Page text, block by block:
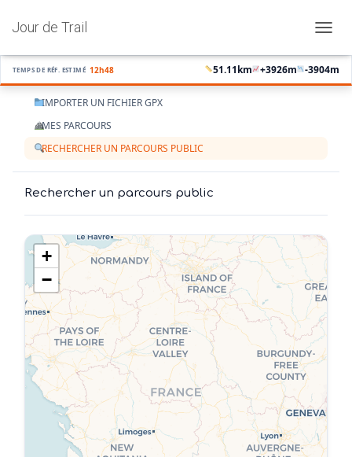
Jour de Trail
IMPORTER UN FICHIER GPX
MES PARCOURS
RECHERCHER UN PARCOURS PUBLIC
TEMPS DE RÉF. ESTIMÉ 12h48 51.11km +3926m -3904m
Rechercher un parcours public
+
−